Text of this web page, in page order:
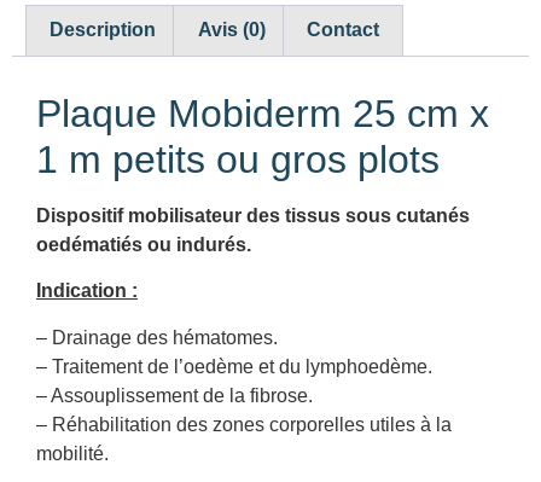
Description Avis (0) Contact
Plaque Mobiderm 25 cm x
1 m petits ou gros plots
Dispositif mobilisateur des tissus sous cutanés
oedématiés ou indurés.
Indication :
– Drainage des hématomes.
– Traitement de l’oedème et du lymphoedème.
– Assouplissement de la fibrose.
– Réhabilitation des zones corporelles utiles à la
mobilité.